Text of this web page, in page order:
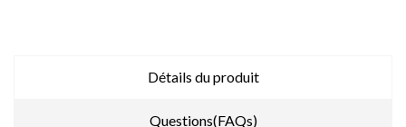
Détails du produit
Questions(FAQs)